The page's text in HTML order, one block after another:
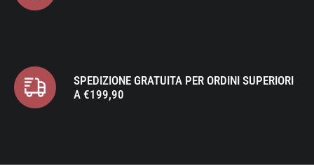
SPEDIZIONE GRATUITA PER ORDINI SUPERIORI
A €199,90